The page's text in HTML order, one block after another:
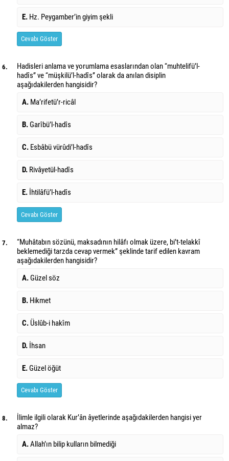
E. Hz. Peygamber’in giyim şekli
Cevabı Göster
6.
Hadisleri anlama ve yorumlama esaslarından olan ‘‘muhtelifü’l-
hadîs’’ ve ‘‘müşkilü’l-hadîs’’ olarak da anılan disiplin
aşağıdakilerden hangisidir?
A. Ma’rifetü’r-ricâl
B.Garîbü’l-hadîs
C. Esbâbü vürûdi’l-hadîs
D. Rivâyetül-hadîs
E. İhtilâfü’l-hadîs
Cevabı Göster
7.
“Muhâtabın sözünü, maksadının hilâfı olmak üzere, bi’t-telakkî
beklemediği tarzda cevap vermek” şeklinde tarif edilen kavram
aşağıdakilerden hangisidir?
A.Güzel söz
B. Hikmet
C. Üslûb-i hakîm
D. İhsan
E.Güzel öğüt
Cevabı Göster
8.
İlimle ilgili olarak Kur’ân âyetlerinde aşağıdakilerden hangisi yer
almaz?
A.Allah’ın bilip kulların bilmediği